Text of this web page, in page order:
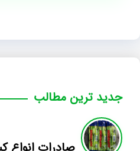
جدید ترین مطالب